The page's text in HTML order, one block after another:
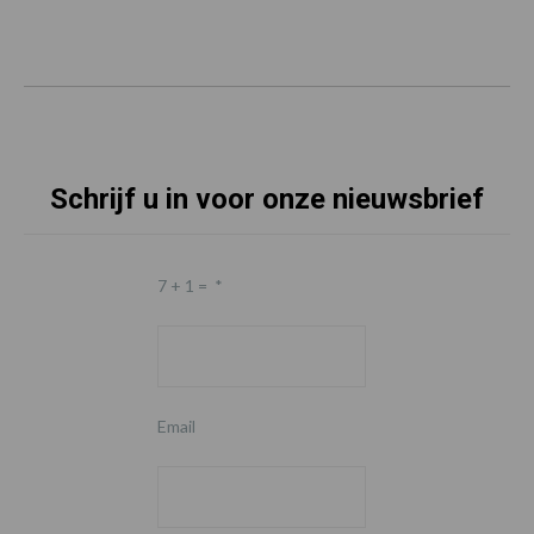
Schrijf u in voor onze nieuwsbrief
7 + 1 = *
Email